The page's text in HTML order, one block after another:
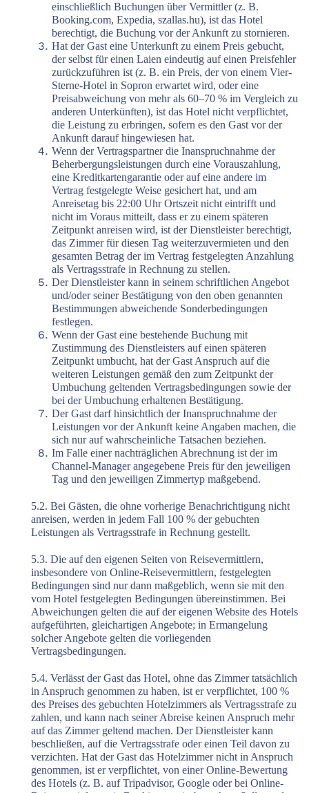
einschließlich Buchungen über Vermittler (z. B.
Booking.com, Expedia, szallas.hu), ist das Hotel
berechtigt, die Buchung vor der Ankunft zu stornieren.
Hat der Gast eine Unterkunft zu einem Preis gebucht,
der selbst für einen Laien eindeutig auf einen Preisfehler
zurückzuführen ist (z. B. ein Preis, der von einem Vier-
Sterne-Hotel in Sopron erwartet wird, oder eine
Preisabweichung von mehr als 60–70 % im Vergleich zu
anderen Unterkünften), ist das Hotel nicht verpflichtet,
die Leistung zu erbringen, sofern es den Gast vor der
Ankunft darauf hingewiesen hat.
Wenn der Vertragspartner die Inanspruchnahme der
Beherbergungsleistungen durch eine Vorauszahlung,
eine Kreditkartengarantie oder auf eine andere im
Vertrag festgelegte Weise gesichert hat, und am
Anreisetag bis 22:00 Uhr Ortszeit nicht eintrifft und
nicht im Voraus mitteilt, dass er zu einem späteren
Zeitpunkt anreisen wird, ist der Dienstleister berechtigt,
das Zimmer für diesen Tag weiterzuvermieten und den
gesamten Betrag der im Vertrag festgelegten Anzahlung
als Vertragsstrafe in Rechnung zu stellen.
Der Dienstleister kann in seinem schriftlichen Angebot
und/oder seiner Bestätigung von den oben genannten
Bestimmungen abweichende Sonderbedingungen
festlegen.
Wenn der Gast eine bestehende Buchung mit
Zustimmung des Dienstleisters auf einen späteren
Zeitpunkt umbucht, hat der Gast Anspruch auf die
weiteren Leistungen gemäß den zum Zeitpunkt der
Umbuchung geltenden Vertragsbedingungen sowie der
bei der Umbuchung erhaltenen Bestätigung.
Der Gast darf hinsichtlich der Inanspruchnahme der
Leistungen vor der Ankunft keine Angaben machen, die
sich nur auf wahrscheinliche Tatsachen beziehen.
Im Falle einer nachträglichen Abrechnung ist der im
Channel-Manager angegebene Preis für den jeweiligen
Tag und den jeweiligen Zimmertyp maßgebend.
5.2. Bei Gästen, die ohne vorherige Benachrichtigung nicht
anreisen, werden in jedem Fall 100 % der gebuchten
Leistungen als Vertragsstrafe in Rechnung gestellt.
5.3. Die auf den eigenen Seiten von Reisevermittlern,
insbesondere von Online-Reisevermittlern, festgelegten
Bedingungen sind nur dann maßgeblich, wenn sie mit den
vom Hotel festgelegten Bedingungen übereinstimmen. Bei
Abweichungen gelten die auf der eigenen Website des Hotels
aufgeführten, gleichartigen Angebote; in Ermangelung
solcher Angebote gelten die vorliegenden
Vertragsbedingungen.
5.4. Verlässt der Gast das Hotel, ohne das Zimmer tatsächlich
in Anspruch genommen zu haben, ist er verpflichtet, 100 %
des Preises des gebuchten Hotelzimmers als Vertragsstrafe zu
zahlen, und kann nach seiner Abreise keinen Anspruch mehr
auf das Zimmer geltend machen. Der Dienstleister kann
beschließen, auf die Vertragsstrafe oder einen Teil davon zu
verzichten. Hat der Gast das Hotelzimmer nicht in Anspruch
genommen, ist er verpflichtet, von einer Online-Bewertung
des Hotels (z. B. auf Tripadvisor, Google oder bei Online-